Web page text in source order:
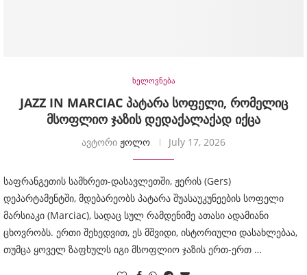
ხელოვნება
JAZZ IN MARCIAC პატარა სოფელი, რომელიც
მსოფლიო ჯაზის დედაქალაქად იქცა
ავტორი ჟოლო July 17, 2026
საფრანგეთის სამხრეთ-დასავლეთში, ჟერის (Gers)
დეპარტამენტში, მდებარეობს პატარა შუასაუკუნეების სოფელი
მარსიაკი (Marciac), სადაც სულ რამდენიმე ათასი ადამიანი
ცხოვრობს. ერთი შეხედვით, ეს მშვიდი, ისტორიული დასახლებაა,
თუმცა ყოველ ზაფხულს იგი მსოფლიო ჯაზის ერთ-ერთ …